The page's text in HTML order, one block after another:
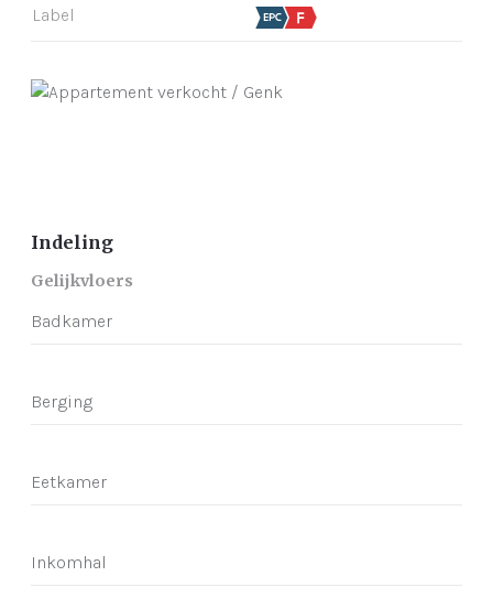
Label
Indeling
Gelijkvloers
Badkamer
Berging
Eetkamer
Inkomhal